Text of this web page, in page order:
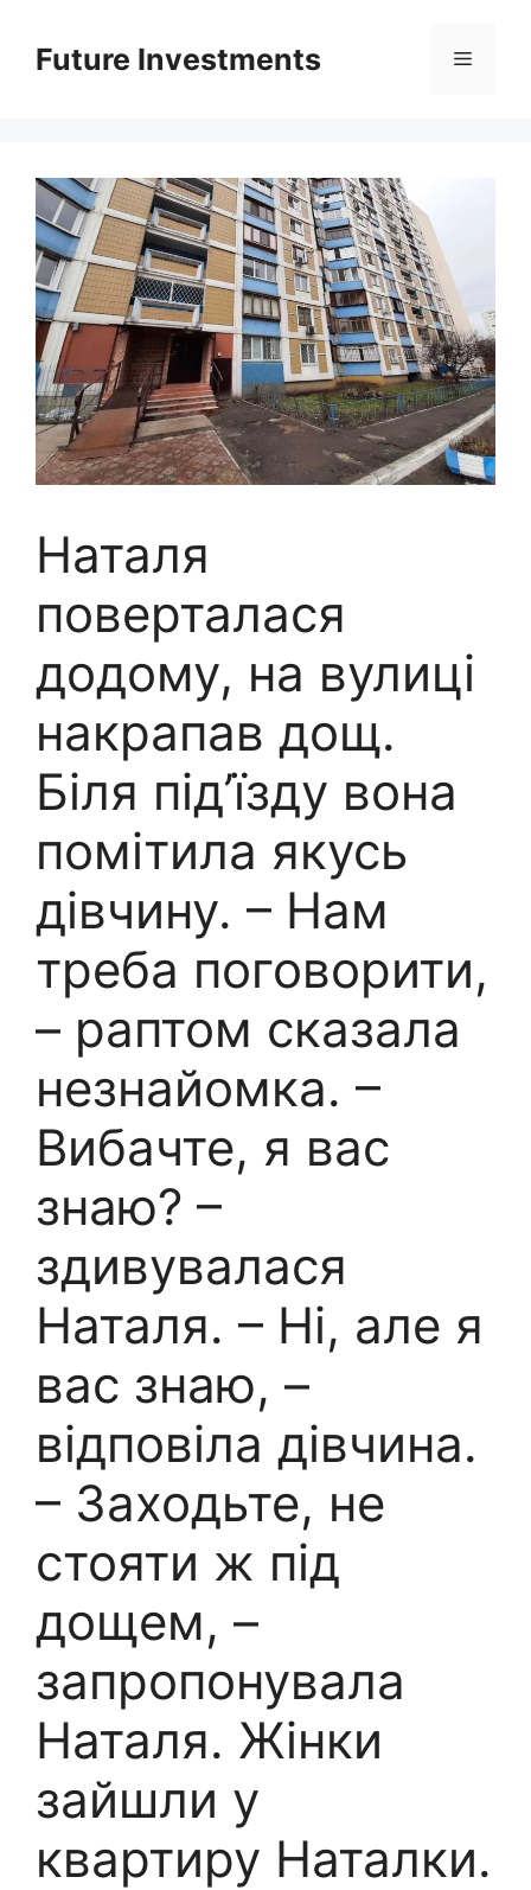
вмістуFuture Investments Меню
Наталя
поверталася
додому, на вулиці
накрапав дощ.
Біля під’їзду вона
помітила якусь
дівчину. – Нам
треба поговорити,
– раптом сказала
незнайомка. –
Вибачте, я вас
знаю? –
здивувалася
Наталя. – Ні, але я
вас знаю, –
відповіла дівчина.
– Заходьте, не
стояти ж під
дощем, –
запропонувала
Наталя. Жінки
зайшли у
квартиру Наталки.